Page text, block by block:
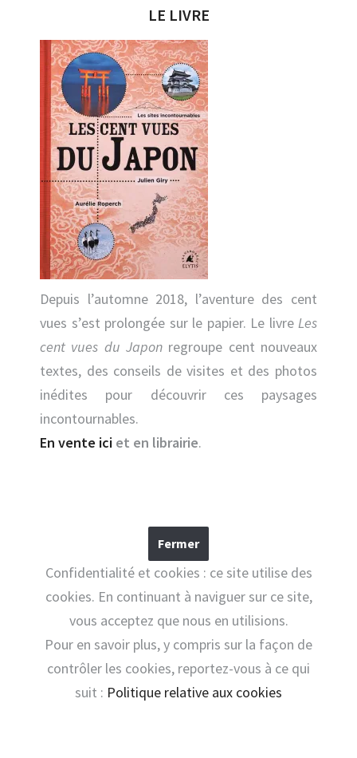
LE LIVRE
Depuis l’automne 2018, l’aventure des cent
vues s’est prolongée sur le papier. Le livre Les
cent vues du Japon regroupe cent nouveaux
textes, des conseils de visites et des photos
inédites pour découvrir ces paysages
incontournables.
En vente ici et en librairie.
Confidentialité et cookies : ce site utilise des
cookies. En continuant à naviguer sur ce site,
vous acceptez que nous en utilisions.
Pour en savoir plus, y compris sur la façon de
contrôler les cookies, reportez-vous à ce qui
suit : Politique relative aux cookies